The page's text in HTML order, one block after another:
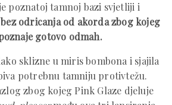
poznatoj tamnoj bazi svjetliji i
bez odricanja od akorda zbog kojeg
gotovo odmah.
sklizne u miris bombona i sjajila
potrebnu tamniju protivtežu.
zbog kojeg Pink Glaze djeluje